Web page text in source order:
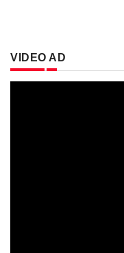
VIDEO AD